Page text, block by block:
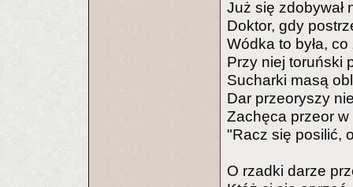
Już się zdobywał
Doktor, gdy
Wódka to była,
Przy niej toruński
Sucharki masą
Dar przeoryszy
Zachęca przeor
"Racz się posilić,
O rzadki darze